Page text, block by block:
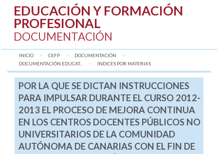
EDUCACIÓN Y FORMACIÓN
PROFESIONAL
DOCUMENTACIÓN
INICIO CEFP
DOCUMENTACIÓN
DOCUMENTACIÓN EDUCAT...
AQUÍ:
ÍNDICES POR MATERIAS
POR LA QUE SE DICTAN INSTRUCCIONES
PARA IMPULSAR DURANTE EL CURSO 2012-
2013 EL PROCESO DE MEJORA CONTINUA
EN LOS CENTROS DOCENTES PÚBLICOS NO
UNIVERSITARIOS DE LA COMUNIDAD
AUTÓNOMA DE CANARIAS CON EL FIN DE